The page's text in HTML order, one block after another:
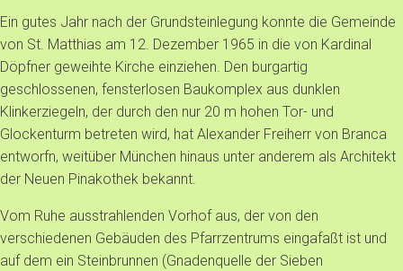
Ein gutes Jahr nach der Grundsteinlegung konnte die Gemeinde
von St. Matthias am 12. Dezember 1965 in die von Kardinal
Döpfner geweihte Kirche einziehen. Den burgartig
geschlossenen, fensterlosen Baukomplex aus dunklen
Klinkerziegeln, der durch den nur 20 m hohen Tor- und
Glockenturm betreten wird, hat Alexander Freiherr von Branca
entworfn, weitüber München hinaus unter anderem als Architekt
der Neuen Pinakothek bekannt.
Vom Ruhe ausstrahlenden Vorhof aus, der von den
verschiedenen Gebäuden des Pfarrzentrums eingafaßt ist und
auf dem ein Steinbrunnen (Gnadenquelle der Sieben